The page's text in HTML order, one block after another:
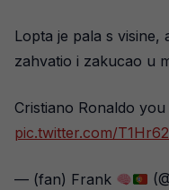
Lopta je pala s visine,
zahvatio i zakucao u
Cristiano Ronaldo
pic.twitter.com/
— (fan) Frank